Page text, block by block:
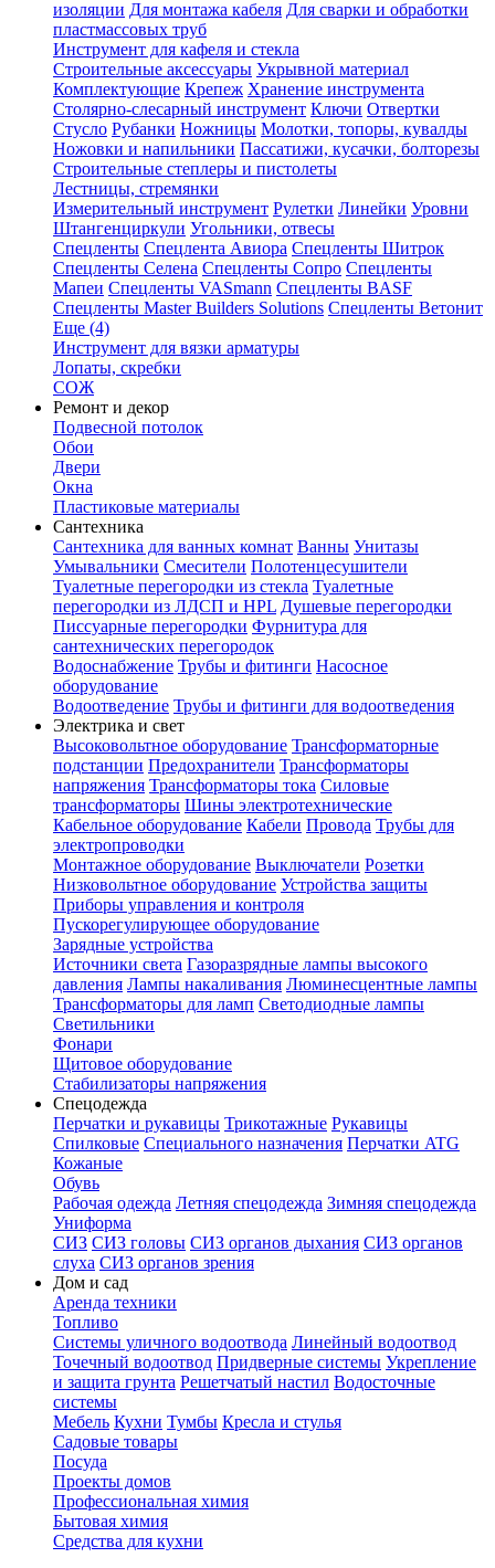
изоляции Для монтажа кабеля Для сварки и обработки
пластмассовых труб
Инструмент для кафеля и стекла
Строительные аксессуары Укрывной материал
Комплектующие Крепеж Хранение инструмента
Столярно-слесарный инструмент Ключи Отвертки
Стусло Рубанки Ножницы Молотки, топоры, кувалды
Ножовки и напильники Пассатижи, кусачки, болторезы
Строительные степлеры и пистолеты
Лестницы, стремянки
Измерительный инструмент Рулетки Линейки Уровни
Штангенциркули Угольники, отвесы
Спецленты Спецлента Авиора Спецленты Шитрок
Спецленты Селена Спецленты Сопро Спецленты
Мапеи Спецленты VASmann Спецленты BASF
Спецленты Master Builders Solutions Спецленты Ветонит
Еще (4)
Инструмент для вязки арматуры
Лопаты, скребки
СОЖ
Ремонт и декор
Подвесной потолок
Обои
Двери
Окна
Пластиковые материалы
Сантехника
Сантехника для ванных комнат Ванны Унитазы
Умывальники Смесители Полотенцесушители
Туалетные перегородки из стекла Туалетные
перегородки из ЛДСП и HPL Душевые перегородки
Писсуарные перегородки Фурнитура для
сантехнических перегородок
Водоснабжение Трубы и фитинги Насосное
оборудование
Водоотведение Трубы и фитинги для водоотведения
Электрика и свет
Высоковольтное оборудование Трансформаторные
подстанции Предохранители Трансформаторы
напряжения Трансформаторы тока Силовые
трансформаторы Шины электротехнические
Кабельное оборудование Кабели Провода Трубы для
электропроводки
Монтажное оборудование Выключатели Розетки
Низковольтное оборудование Устройства защиты
Приборы управления и контроля
Пускорегулирующее оборудование
Зарядные устройства
Источники света Газоразрядные лампы высокого
давления Лампы накаливания Люминесцентные лампы
Трансформаторы для ламп Светодиодные лампы
Светильники
Фонари
Щитовое оборудование
Стабилизаторы напряжения
Спецодежда
Перчатки и рукавицы Трикотажные Рукавицы
Спилковые Специального назначения Перчатки ATG
Кожаные
Обувь
Рабочая одежда Летняя спецодежда Зимняя спецодежда
Униформа
СИЗ СИЗ головы СИЗ органов дыхания СИЗ органов
слуха СИЗ органов зрения
Дом и сад
Аренда техники
Топливо
Системы уличного водоотвода Линейный водоотвод
Точечный водоотвод Придверные системы Укрепление
и защита грунта Решетчатый настил Водосточные
системы
Мебель Кухни Тумбы Кресла и стулья
Садовые товары
Посуда
Проекты домов
Профессиональная химия
Бытовая химия
Средства для кухни